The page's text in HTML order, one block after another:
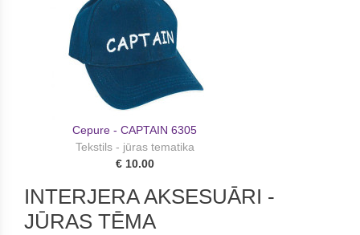
Cepure - CAPTAIN 6305
Tekstils - jūras tematika
€ 10.00
INTERJERA AKSESUĀRI -
JŪRAS TĒMA